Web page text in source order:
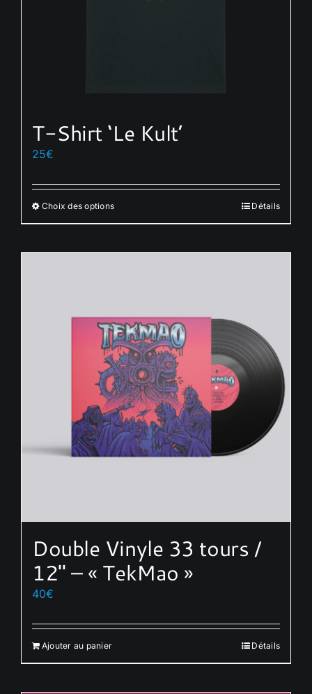
T-Shirt ‘Le Kult’
25€
Choix des optionsCe
produit
options
peuvent
être
choisies
sur
la
page
du
Détails
Double Vinyle 33 tours /
12″ – « TekMao »
40€
Ajouter au panier Détails